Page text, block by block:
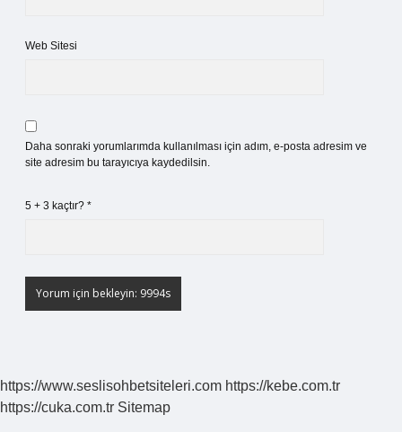
Web Sitesi
Daha sonraki yorumlarımda kullanılması için adım, e-posta adresim ve
site adresim bu tarayıcıya kaydedilsin.
5 + 3 kaçtır? *
https://www.seslisohbetsiteleri.com https://kebe.com.tr
https://cuka.com.tr Sitemap